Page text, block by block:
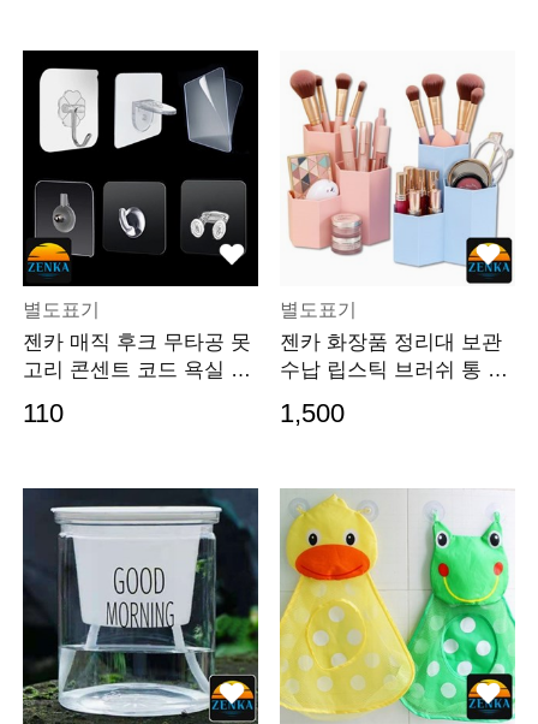
별도표기
젠카 매직 후크 무타공 못
고리 콘센트 코드 욕실 청
110
별도표기
젠카 화장품 정리대 보관
수납 립스틱 브러쉬 통 빗
1,500